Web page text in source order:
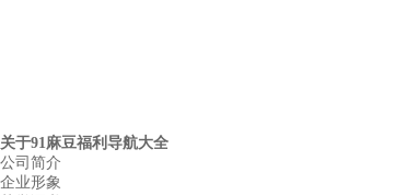
关于91麻豆福利导航大全
公司简介
企业形象